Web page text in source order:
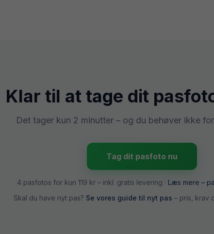
Klar til at tage dit
Det tager kun 2 minutter – og du behøver ikke
Tag dit pasfoto nu
4 pasfotos for kun 119 kr– inkl. gratis levering · Læs mere –
Skal du have nyt pas? Se vores guide til nyt pas – pris, krav